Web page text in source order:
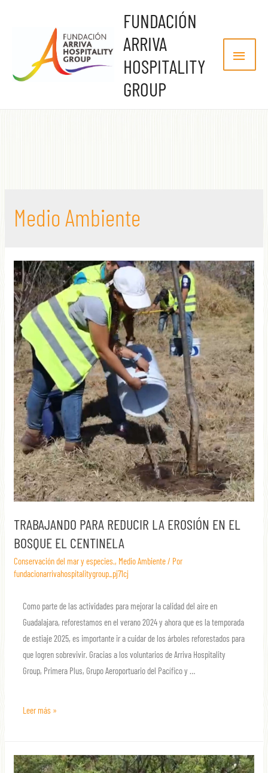
FUNDACIÓN
ARRIVA
HOSPITALITY
GROUP
Medio Ambiente
TRABAJANDO PARA REDUCIR LA EROSIÓN EN EL
BOSQUE EL CENTINELA
Conservación del mar y especies., Medio Ambiente/ Por
fundacionarrivahospitalitygroup_pj71cj
Como parte de las actividades para mejorar la calidad del aire en
Guadalajara, reforestamos en el verano 2024 y ahora que es la temporada
de estiaje 2025, es importante ir a cuidar de los árboles reforestados para
que logren sobrevivir. Gracias a los voluntarios de Arriva Hospitality
Group, Primera Plus, Grupo Aeroportuario del Pacífico y …
Leer más »